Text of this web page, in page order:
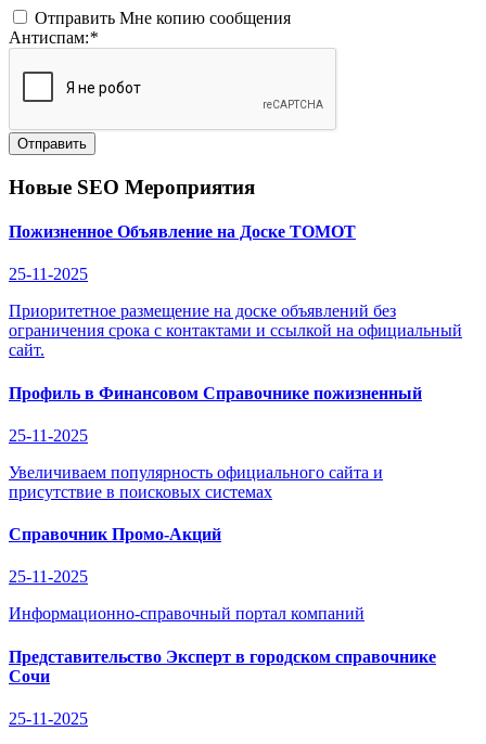
Отправить Мне копию сообщения
Антиспам:*
Отправить
Новые SEO Мероприятия
Пожизненное Объявление на Доске ТОМОТ
25-11-2025
Приоритетное размещение на доске объявлений без
ограничения срока с контактами и ссылкой на официальный
сайт.
Профиль в Финансовом Справочнике пожизненный
25-11-2025
Увеличиваем популярность официального сайта и
присутствие в поисковых системах
Справочник Промо-Акций
25-11-2025
Информационно-справочный портал компаний
Представительство Эксперт в городском справочнике
Сочи
25-11-2025